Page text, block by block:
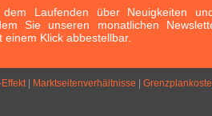
Laufenden über Neuigkeiten
Sie unseren monatlichen
Klick abbestellbar.
| Marktseitenverhältnisse